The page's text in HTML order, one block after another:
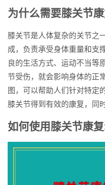
为什么需要膝关节康
膝关节是人体复杂的关节之
成，负责承受身体重量和支
良的生活方式、运动不当等
节受伤，就会影响身体的正
图，可以帮助人们针对特定
膝关节得到有效的康复，同
如何使用膝关节康复